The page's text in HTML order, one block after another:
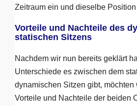
Zeitraum ein und dieselbe Position
Vorteile und Nachteile des
statischen Sitzens
Nachdem wir nun bereits geklärt
Unterschiede es zwischen dem
dynamischen Sitzen gibt, möchten
Vorteile und Nachteile der beiden